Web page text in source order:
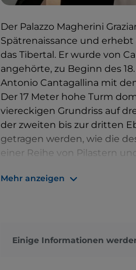
Der Palazzo Magherini
Spätrenaissance und
das Tibertal. Er wurde von
angehörte, zu Beginn des
Antonio Cantagallina mit
Der 17 Meter hohe Turm
viereckigen Grundriss auf
der zweiten bis zur dritten
getragen werden, wie die
einer Reihe von Pilastern
eines Portikus erinnern.
Stock.
Die Villa Magherini Graziani
Mehr anzeigen
Einige Informationen